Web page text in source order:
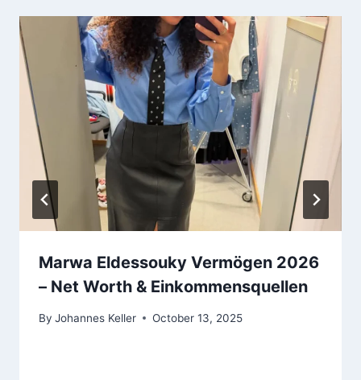
Marwa Eldessouky Vermögen 2026
– Net Worth & Einkommensquellen
By Johannes Keller October 13, 2025